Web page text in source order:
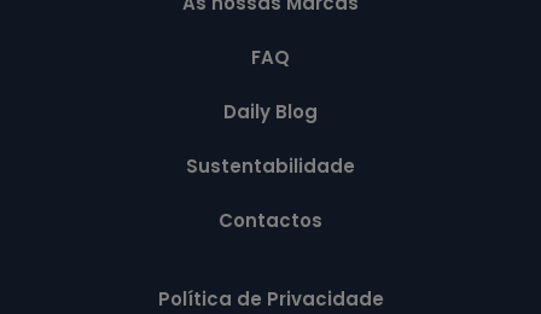
FAQ
Daily Blog
Sustentabilidade
Contactos
Política de Privacidade